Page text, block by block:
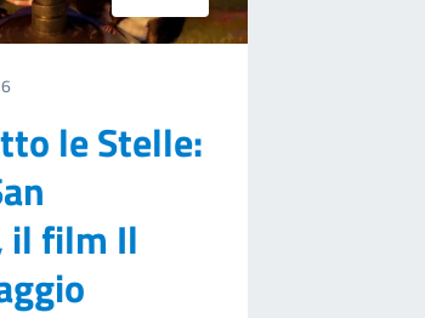
le Stelle:
il film Il